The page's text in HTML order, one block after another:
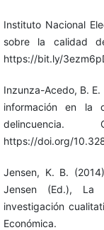
Instituto Nacional
sobre la calidad
https://bit.ly/
Inzunza-Acedo, B.
información en la
https://doi.org/
Jensen, K. B.
Jensen (Ed.), La
investigación
Económica.